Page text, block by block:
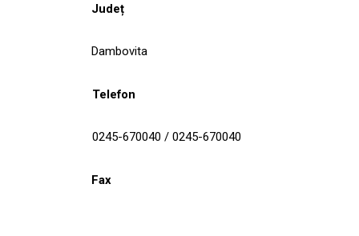
Județ
Dambovita
Telefon
0245-670040 / 0245-670040
Fax